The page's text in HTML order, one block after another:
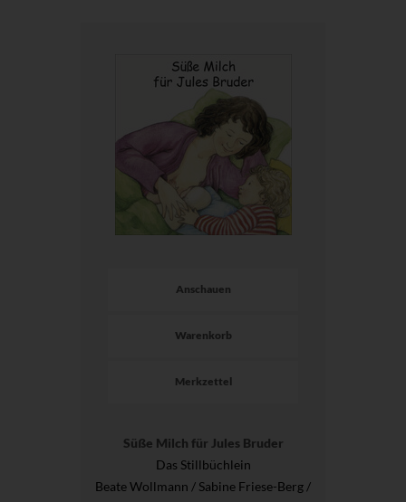
Anschauen
Warenkorb
Merkzettel
Süße Milch für Jules Bruder
Das Stillbüchlein
Beate Wollmann / Sabine Friese-Berg /